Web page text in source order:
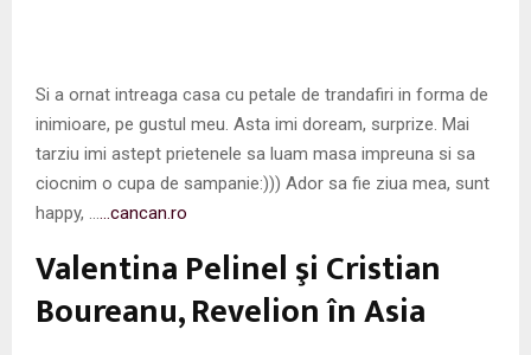
Si a ornat intreaga casa cu petale de trandafiri in forma de
inimioare, pe gustul meu. Asta imi doream, surprize. Mai
tarziu imi astept prietenele sa luam masa impreuna si sa
ciocnim o cupa de sampanie:))) Ador sa fie ziua mea, sunt
happy, …
…cancan.ro
Valentina Pelinel şi Cristian
Boureanu, Revelion în Asia